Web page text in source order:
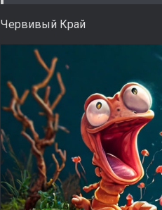
Червивый Край